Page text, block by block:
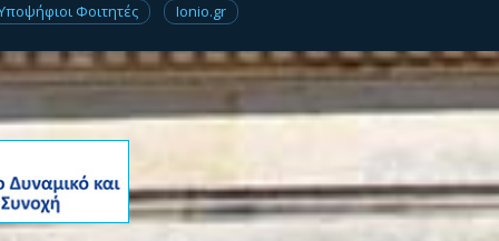
Φοιτητές Ionio.gr